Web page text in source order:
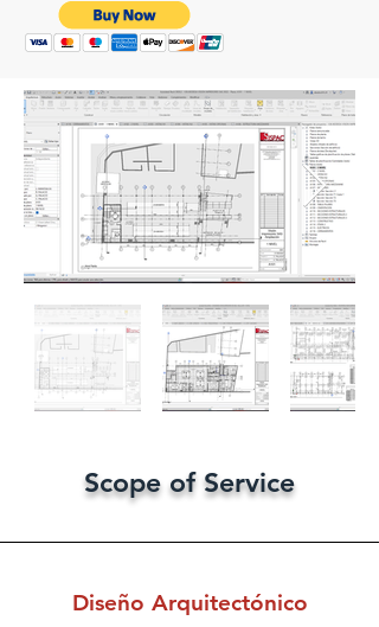
Scope of Service
Diseño Arquitectónico